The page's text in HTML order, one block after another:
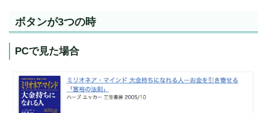
ボタンが3つの時
PCで見た場合